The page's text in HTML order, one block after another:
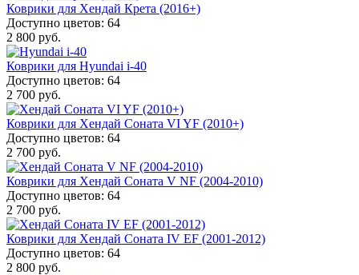
Коврики для Хендай Крета (2016+)
Доступно цветов: 64
2 800 руб.
Коврики для Hyundai i-40
Доступно цветов: 64
2 700 руб.
Коврики для Хендай Соната VI YF (2010+)
Доступно цветов: 64
2 700 руб.
Коврики для Хендай Соната V NF (2004-2010)
Доступно цветов: 64
2 700 руб.
Коврики для Хендай Соната IV EF (2001-2012)
Доступно цветов: 64
2 800 руб.